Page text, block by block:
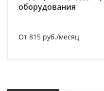
оборудования
От 815 руб./месяц